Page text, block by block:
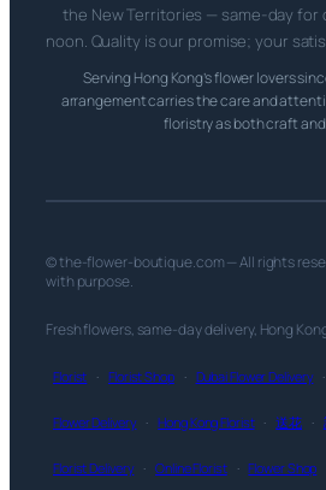
the New Territories — same-day for
noon. Quality is our promise; your
Serving Hong Kong’s flower lovers
arrangement carries the care and
floristry as both craft
© the-flower-boutique.com — All rights
with purpose.
Fresh flowers, same-day delivery, Hong
Florist · Florist Shop · Dubai Flower Delivery ·
Flower Delivery · Hong Kong Florist · 送花 ·
Florist Delivery · Online Florist · Flower Shop